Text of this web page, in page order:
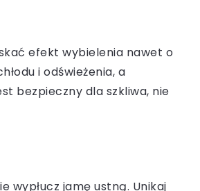
efekt wybielenia nawet o
i odświeżenia, a
bezpieczny dla szkliwa, nie
wypłucz jamę ustną. Unikaj